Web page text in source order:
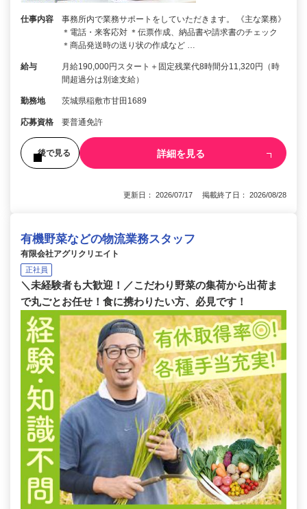
仕事内容
事務所内で業務サポートをしていただきます。 《主な業務》
＊電話・来客応対 ＊伝票作成、納品書や請求書のチェック
＊商品発送時の送り状の作成など …
給与
月給190,000円スタート＋固定残業代8時間分11,320円（時
間超過分は別途支給）
勤務地 茨城県稲敷市甘田1689
応募資格 要普通免許
後で見る 詳細を見る
更新日： 2026/07/17 掲載終了日： 2026/08/28
有機野菜などの物流業務スタッフ
有限会社アグリクリエイト
正社員
＼未経験者も大歓迎！／こだわり野菜の集荷から出荷ま
で丸ごとお任せ！食に携わりたい方、必見です！